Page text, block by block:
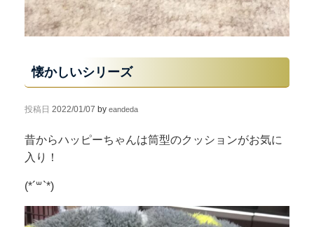
懐かしいシリーズ
投稿日 2022/01/07 by eandeda
昔からハッピーちゃんは筒型のクッションがお気に
入り！
(*´꒳`*)